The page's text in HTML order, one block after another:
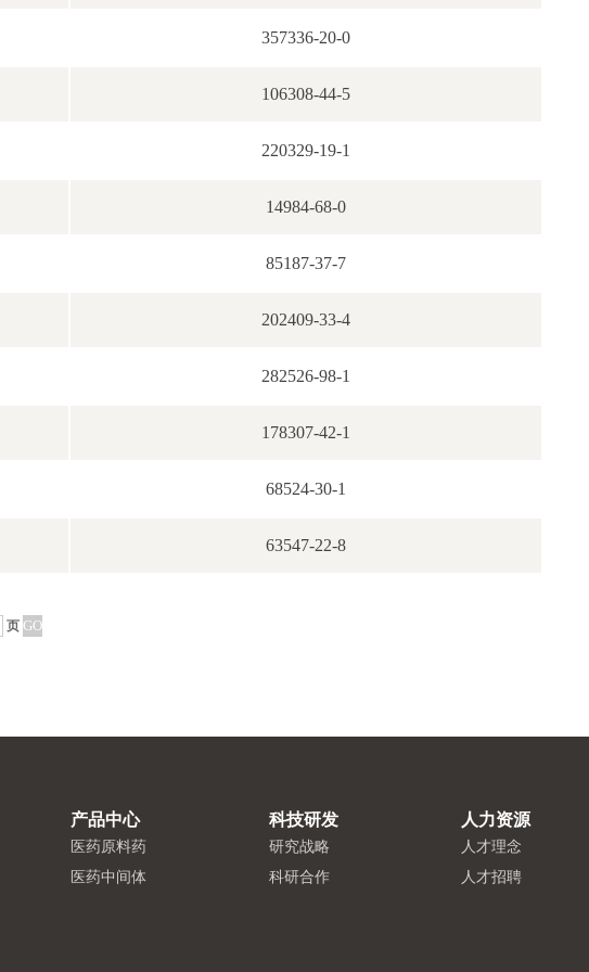
357336-20-0
106308-44-5
220329-19-1
14984-68-0
85187-37-7
202409-33-4
282526-98-1
178307-42-1
68524-30-1
63547-22-8
页
产品中心
医药原料药
医药中间体
科技研发
研究战略
科研合作
人力资源
人才理念
人才招聘